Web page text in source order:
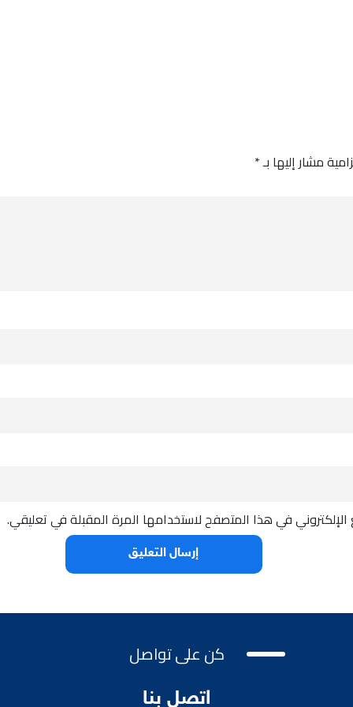
مشار إليها بـ*
في هذا المتصفح لاستخدامها المرة المقبلة في تعليقي.
كن على تواصل
اتصل بنا